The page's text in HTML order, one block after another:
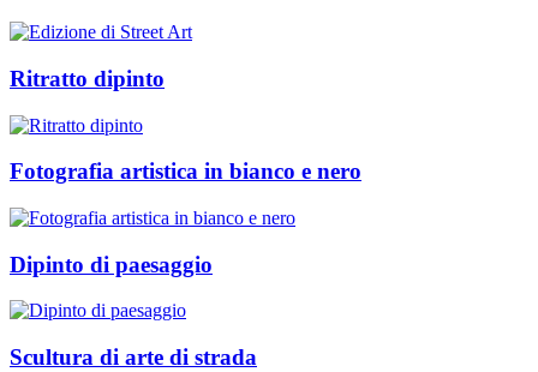
Ritratto dipinto
Fotografia artistica in bianco e nero
Dipinto di paesaggio
Scultura di arte di strada